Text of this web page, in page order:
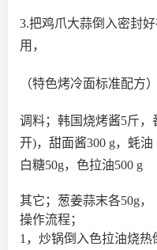
3.把鸡爪大蒜倒入密封
用，
（特色烤冷面标准配方）
调料；韩国烧烤酱5斤，
开)，甜面酱300 g，蚝油
白糖50g，色拉油500 g
其它；葱姜蒜末各50g，
操作流程；
1，炒锅倒入色拉油烧